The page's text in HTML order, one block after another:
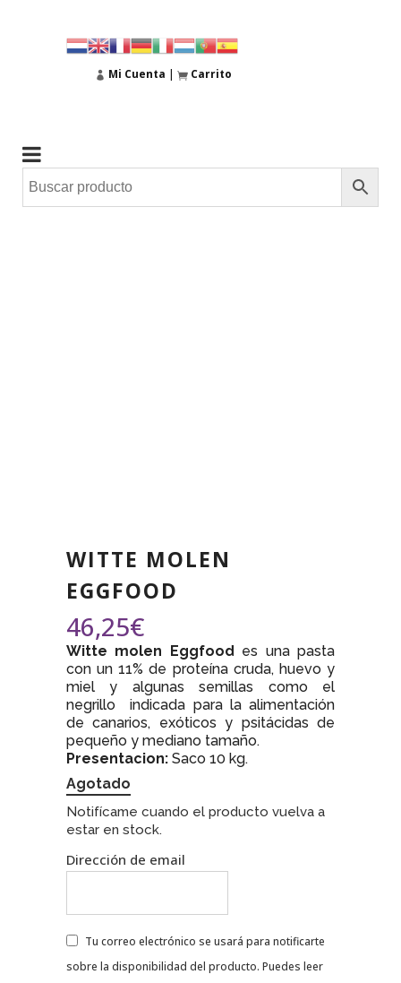
Mi Cuenta | Carrito
WITTE MOLEN
EGGFOOD
46,25€
Witte molen Eggfood es una pasta
con un 11% de proteína cruda, huevo y
miel y algunas semillas como el
negrillo indicada para la alimentación
de canarios, exóticos y psitácidas de
pequeño y mediano tamaño.
Presentacion: Saco 10 kg.
Agotado
Notifícame cuando el producto vuelva a
estar en stock.
Dirección de email
Tu correo electrónico se usará para notificarte
sobre la disponibilidad del producto. Puedes leer